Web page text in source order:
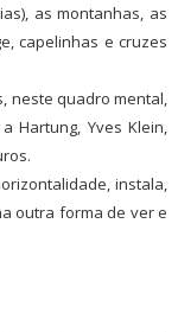
as montanhas, as
capelinhas e cruzes
neste quadro mental,
Hartung, Yves Klein,
instala,
outra forma de ver e